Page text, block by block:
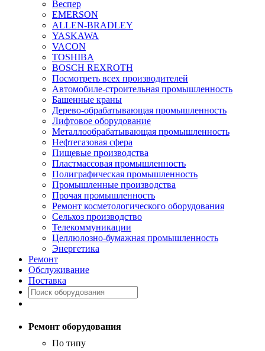
Веспер
EMERSON
ALLEN-BRADLEY
YASKAWA
VACON
TOSHIBA
BOSCH REXROTH
Посмотреть всех производителей
Автомобиле-строительная промышленность
Башенные краны
Дерево-обрабатывающая промышленность
Лифтовое оборудование
Металлообрабатывающая промышленность
Нефтегазовая сфера
Пищевые производства
Пластмассовая промышленность
Полиграфическая промышленность
Промышленные производства
Прочая промышленность
Ремонт косметологического оборудования
Сельхоз производство
Телекоммуникации
Целлюлозно-бумажная промышленность
Энергетика
Ремонт
Обслуживание
Поставка
Ремонт оборудования
По типу